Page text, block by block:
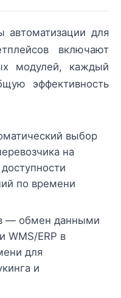
автоматизации для
включают
модулей, каждый
эффективность
выбор
на
по времени
— обмен данными
WMS/ERP в
для
и